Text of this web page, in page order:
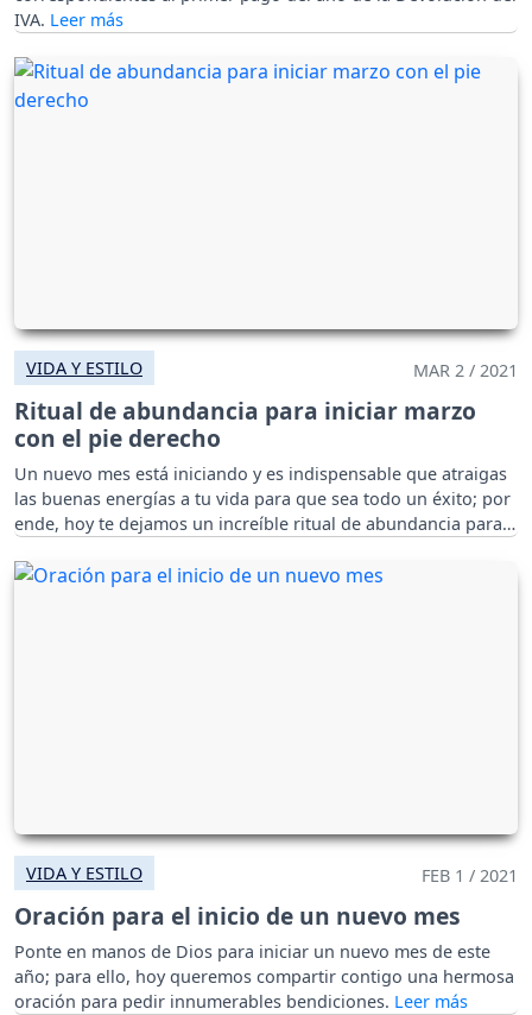
IVA.
VIDA Y ESTILO MAR 2 / 2021
Ritual de abundancia para iniciar marzo
con el pie derecho
Un nuevo mes está iniciando y es indispensable que atraigas
las buenas energías a tu vida para que sea todo un éxito; por
ende, hoy te dejamos un increíble ritual de abundancia para
VIDA Y ESTILO FEB 1 / 2021
Oración para el inicio de un nuevo mes
Ponte en manos de Dios para iniciar un nuevo mes de este
año; para ello, hoy queremos compartir contigo una hermosa
oración para pedir innumerables bendiciones.